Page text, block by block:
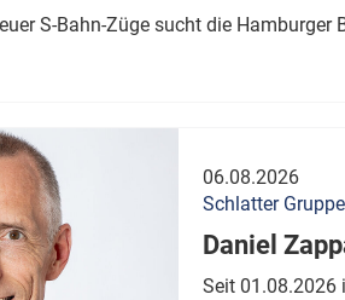
S-Bahn-Züge sucht die
06.08.2026
Schlatter Gruppe
Daniel
Seit 01.08.2026